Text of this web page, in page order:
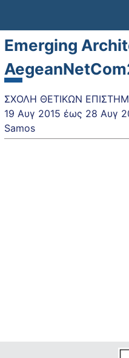
Emerging
ΣΧΟΛΗ ΘΕΤΙΚΩΝ
19 Αυγ 2015 έως 28 Αυγ
Samos